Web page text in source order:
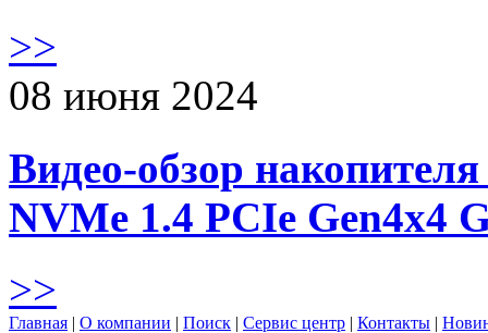
>>
08 июня 2024
Видео-обзор
NVMe 1.4 PCIe Gen4х4
>>
Главная | О компании | Поиск | Сервис центр | Контакты |